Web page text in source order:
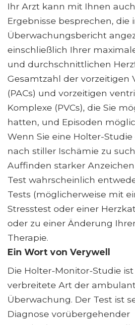
Ihr Arzt kann mit Ihnen
Ergebnisse besprechen, die
Überwachungsbericht
einschließlich Ihrer
und durchschnittlichen
Gesamtzahl der vorzeitigen
(PACs) und vorzeitigen
Komplexe (PVCs), die Sie
hatten, und Episoden
Wenn Sie eine Holter-
nach stiller Ischämie zu
Auffinden starker
Test wahrscheinlich
Tests (möglicherweise mit
Stresstest oder einer
oder zu einer Änderung
Therapie.
Ein Wort von Verywell
Die Holter-Monitor-Studie
verbreitete Art der
Überwachung. Der Test ist
Diagnose vorübergehender